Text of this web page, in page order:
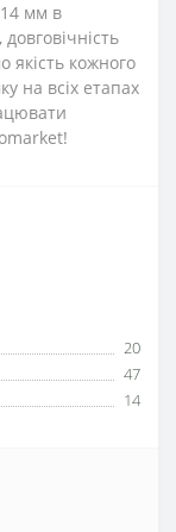
мм в
якість кожного
на всіх етапах
20
47
14